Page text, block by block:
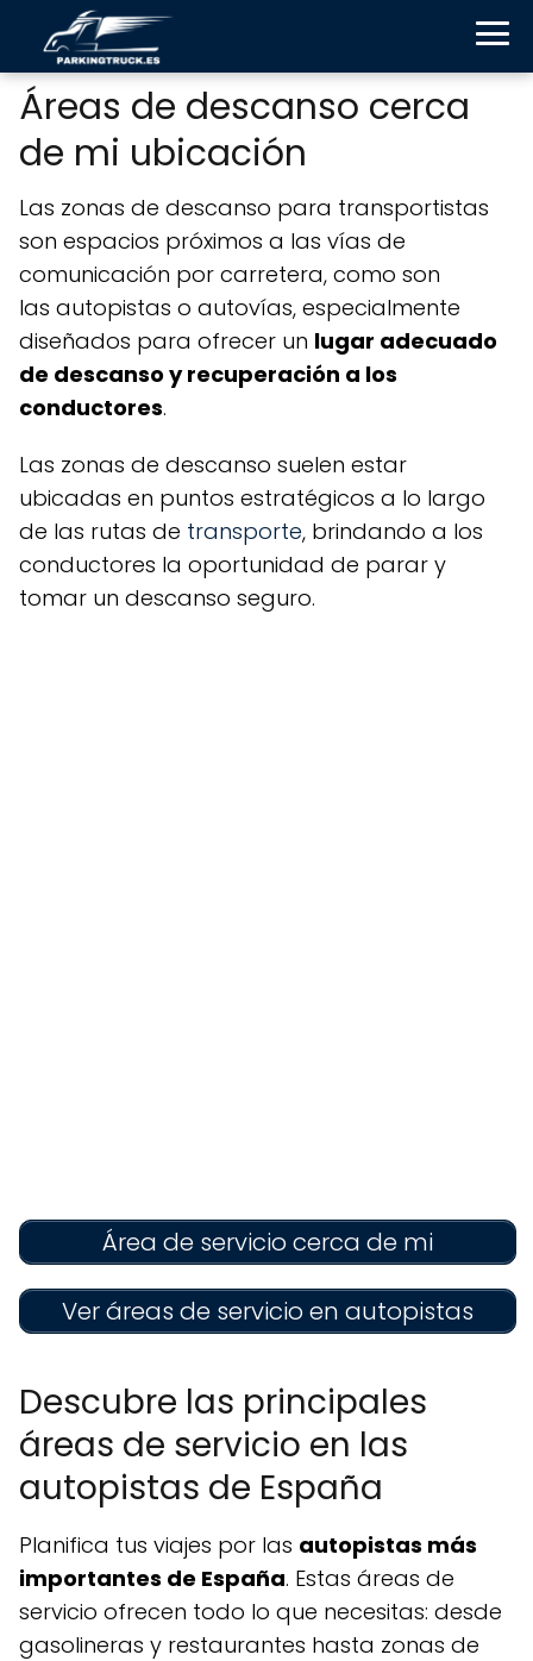
Áreas de descanso cerca
de mi ubicación
Las zonas de descanso para transportistas
son espacios próximos a las vías de
comunicación por carretera, como son
las autopistas o autovías, especialmente
diseñados para ofrecer un lugar adecuado
de descanso y recuperación a los
conductores.
Las zonas de descanso suelen estar
ubicadas en puntos estratégicos a lo largo
de las rutas de transporte, brindando a los
conductores la oportunidad de parar y
tomar un descanso seguro.
Área de servicio cerca de mi
Ver áreas de servicio en autopistas
Descubre las principales
áreas de servicio en las
autopistas de España
Planifica tus viajes por las autopistas más
importantes de España. Estas áreas de
servicio ofrecen todo lo que necesitas: desde
gasolineras y restaurantes hasta zonas de